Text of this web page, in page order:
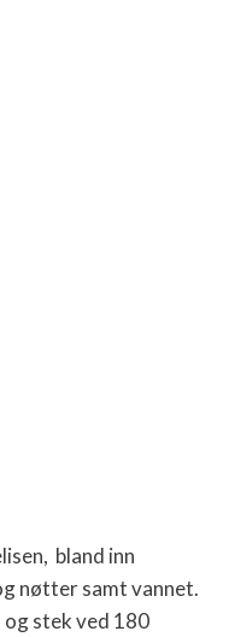
bland inn
nøtter samt vannet.
stek ved 180